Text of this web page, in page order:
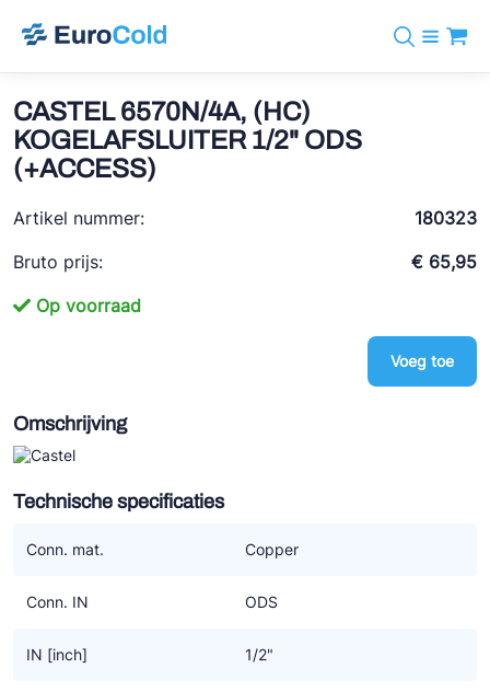
info@eurocold.nl
EN
Merken
BOCK
Castel
Frigomec
AWA
Onda
Johnson Controls
Doucette Industries
Ziehl-Abegg
ESK Schultze
Koudemiddelen
Diensten
Downloads
Nieuws
Contact
Log in
CASTEL 6570N/4A, (HC)
KOGELAFSLUITER 1/2" ODS
(+ACCESS)
Artikel nummer:
180323
Bruto prijs:
€ 65,95
Op voorraad
Voeg toe
Omschrijving
Technische specificaties
Conn. mat. Copper
Conn. IN ODS
IN [inch] 1/2"